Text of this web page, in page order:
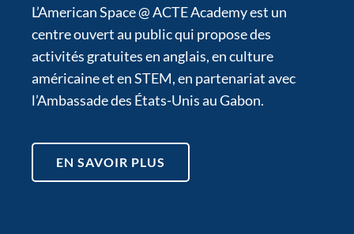
L’American Space @ ACTE Academy est un
centre ouvert au public qui propose des
activités gratuites en anglais, en culture
américaine et en STEM, en partenariat avec
l’Ambassade des États-Unis au Gabon.
EN SAVOIR PLUS